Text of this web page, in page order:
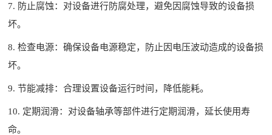
7. 防止腐蚀：对设备进行防腐处理，避免因腐蚀导致的设备损
坏。
8. 检查电源：确保设备电源稳定，防止因电压波动造成的设备损
坏。
9. 节能减排：合理设置设备运行时间，降低能耗。
10. 定期润滑：对设备轴承等部件进行定期润滑，延长使用寿
命。